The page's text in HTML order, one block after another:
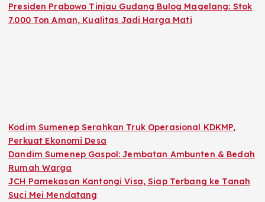
Presiden Prabowo Tinjau Gudang Bulog Magelang: Stok
7.000 Ton Aman, Kualitas Jadi Harga Mati
Kodim Sumenep Serahkan Truk Operasional KDKMP,
Perkuat Ekonomi Desa
Dandim Sumenep Gaspol: Jembatan Ambunten & Bedah
Rumah Warga
JCH Pamekasan Kantongi Visa, Siap Terbang ke Tanah
Suci Mei Mendatang